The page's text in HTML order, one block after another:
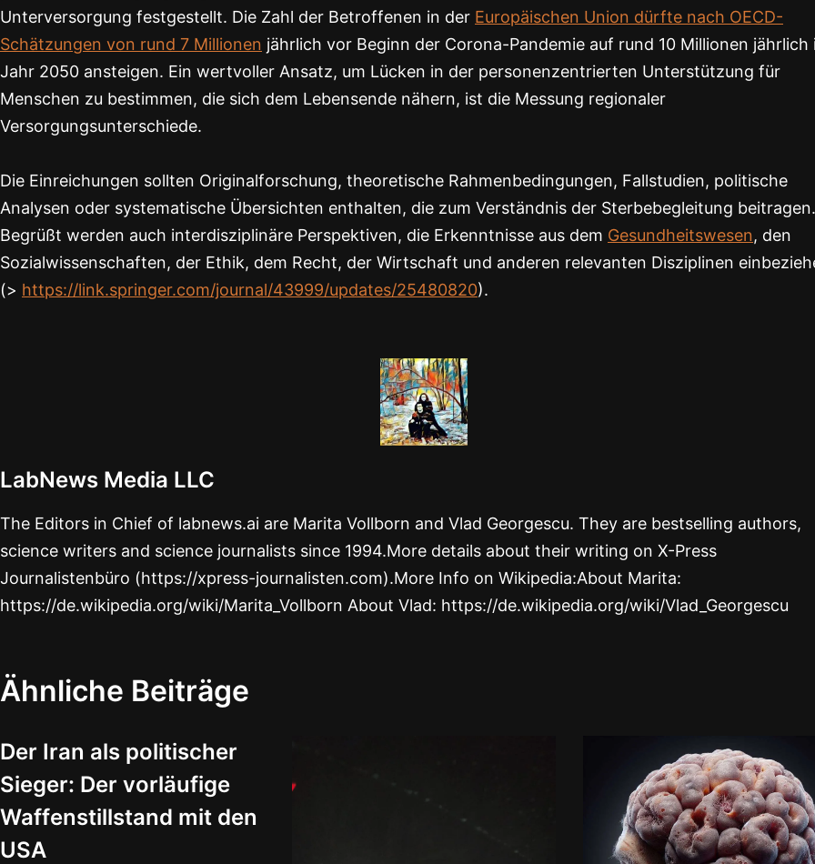
Unterversorgung festgestellt. Die Zahl der Betroffenen in der Europäischen Union dürfte nach OECD-
Schätzungen von rund 7 Millionen jährlich vor Beginn der Corona-Pandemie auf rund 10 Millionen jährlich
Jahr 2050 ansteigen. Ein wertvoller Ansatz, um Lücken in der personenzentrierten Unterstützung für
Menschen zu bestimmen, die sich dem Lebensende nähern, ist die Messung regionaler
Versorgungsunterschiede.
Die Einreichungen sollten Originalforschung, theoretische Rahmenbedingungen, Fallstudien, politische
Analysen oder systematische Übersichten enthalten, die zum Verständnis der Sterbebegleitung beitragen.
Begrüßt werden auch interdisziplinäre Perspektiven, die Erkenntnisse aus dem Gesundheitswesen, den
Sozialwissenschaften, der Ethik, dem Recht, der Wirtschaft und anderen relevanten Disziplinen
(> https://link.springer.com/journal/43999/updates/25480820).
LabNews Media LLC
The Editors in Chief of labnews.ai are Marita Vollborn and Vlad Georgescu. They are bestselling authors,
science writers and science journalists since 1994.More details about their writing on X-Press
Journalistenbüro (https://xpress-journalisten.com).More Info on Wikipedia:About Marita:
https://de.wikipedia.org/wiki/Marita_Vollborn About Vlad: https://de.wikipedia.org/wiki/Vlad_Georgescu
Ähnliche Beiträge
Der Iran als politischer
Sieger: Der vorläufige
Waffenstillstand mit den
USA